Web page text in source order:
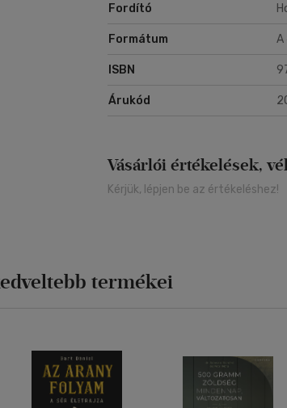
Fordító
Formátum A
ISBN
Árukód
Vásárlói értékelések,
Kérjük, lépjen be az értékeléshez!
termékei